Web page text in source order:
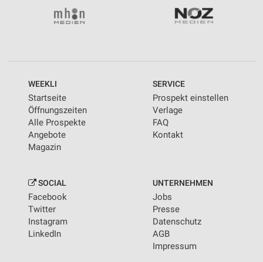
WEEKLI
Startseite
Öffnungszeiten
Alle Prospekte
Angebote
Magazin
SERVICE
Prospekt einstellen
Verlage
FAQ
Kontakt
SOCIAL
Facebook
Twitter
Instagram
LinkedIn
UNTERNEHMEN
Jobs
Presse
Datenschutz
AGB
Impressum